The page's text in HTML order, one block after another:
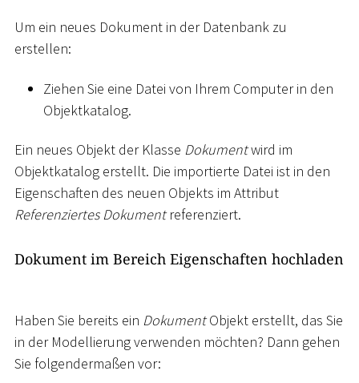
Um ein neues Dokument in der Datenbank zu
erstellen:
Ziehen Sie eine Datei von Ihrem Computer in den
Objektkatalog.
Ein neues Objekt der Klasse Dokumentwird im
Objektkatalog erstellt. Die importierte Datei ist in den
Eigenschaften des neuen Objekts im Attribut
Referenziertes Dokumentreferenziert.
Dokument im Bereich Eigenschaften hochladen
Haben Sie bereits ein DokumentObjekt erstellt, das Sie
in der Modellierung verwenden möchten? Dann gehen
Sie folgendermaßen vor: